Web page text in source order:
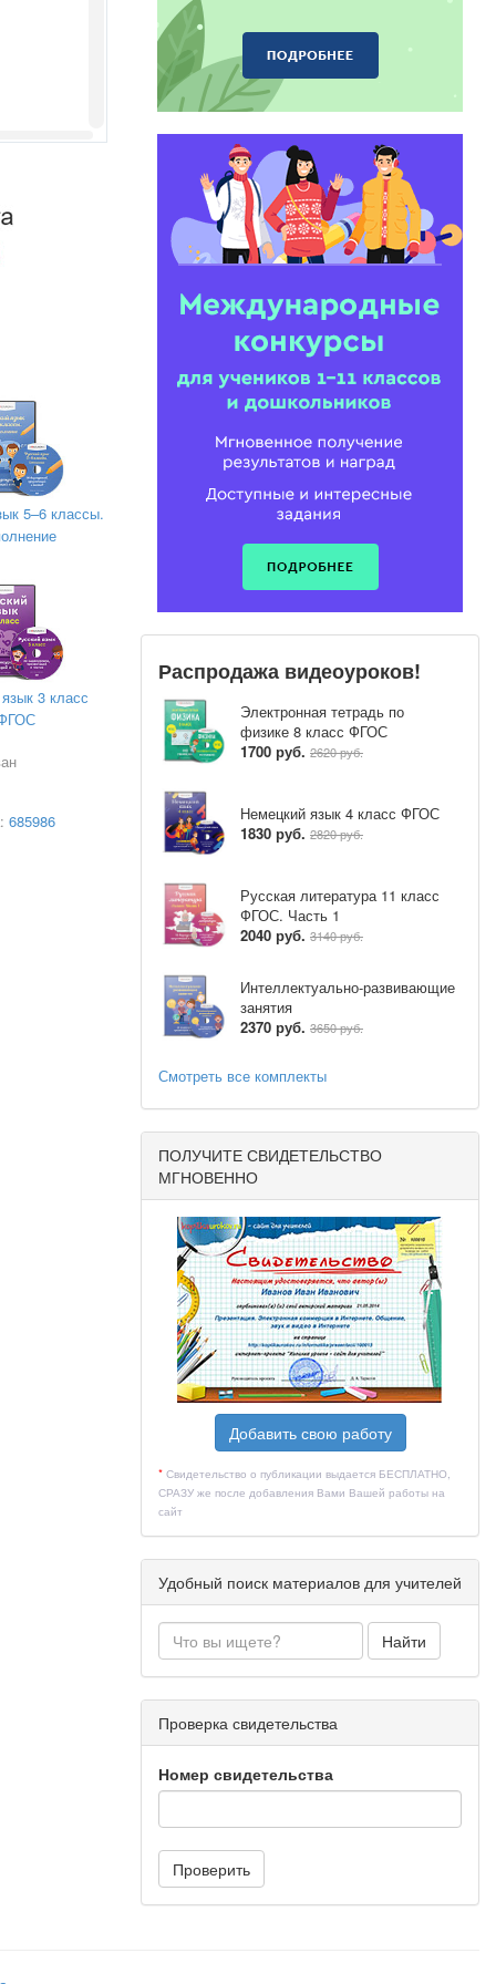
Причина
корректировки
Способ
корректировки
5–6 классы.
3 класс
685986
Распродажа видеоуроков!
Электронная тетрадь по
физике 8 класс ФГОС
1700 руб. 2620 руб.
Немецкий язык 4 класс ФГОС
1830 руб. 2820 руб.
Русская литература 11 класс
ФГОС. Часть 1
2040 руб. 3140 руб.
Интеллектуально-развивающие
занятия
2370 руб. 3650 руб.
Смотреть все комплекты
ПОЛУЧИТЕ СВИДЕТЕЛЬСТВО
МГНОВЕННО
Добавить свою работу
* Свидетельство о публикации выдается БЕСПЛАТНО,
СРАЗУ же после добавления Вами Вашей работы на
сайт
Удобный поиск материалов для учителей
Найти
Проверка свидетельства
Номер свидетельства
Проверить